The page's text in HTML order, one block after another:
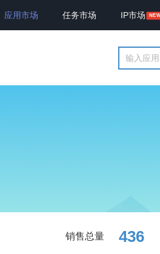
应用市场 任务市场 IP市场
销售总量 436